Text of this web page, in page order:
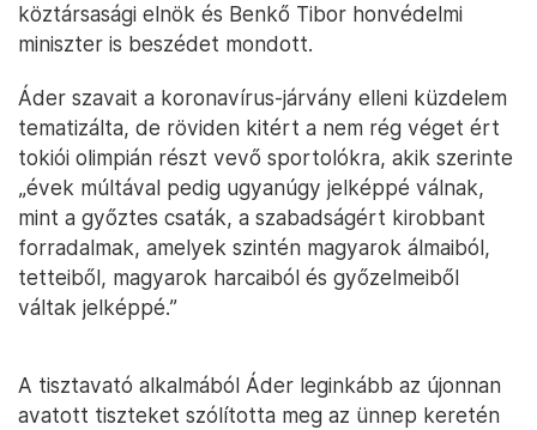
köztársasági elnök és Benkő Tibor honvédelmi
miniszter is beszédet mondott.
Áder szavait a koronavírus-járvány elleni küzdelem
tematizálta, de röviden kitért a nem rég véget ért
tokiói olimpián részt vevő sportolókra, akik szerinte
„évek múltával pedig ugyanúgy jelképpé válnak,
mint a győztes csaták, a szabadságért kirobbant
forradalmak, amelyek szintén magyarok álmaiból,
tetteiből, magyarok harcaiból és győzelmeiből
váltak jelképpé.”
A tisztavató alkalmából Áder leginkább az újonnan
avatott tiszteket szólította meg az ünnep keretén